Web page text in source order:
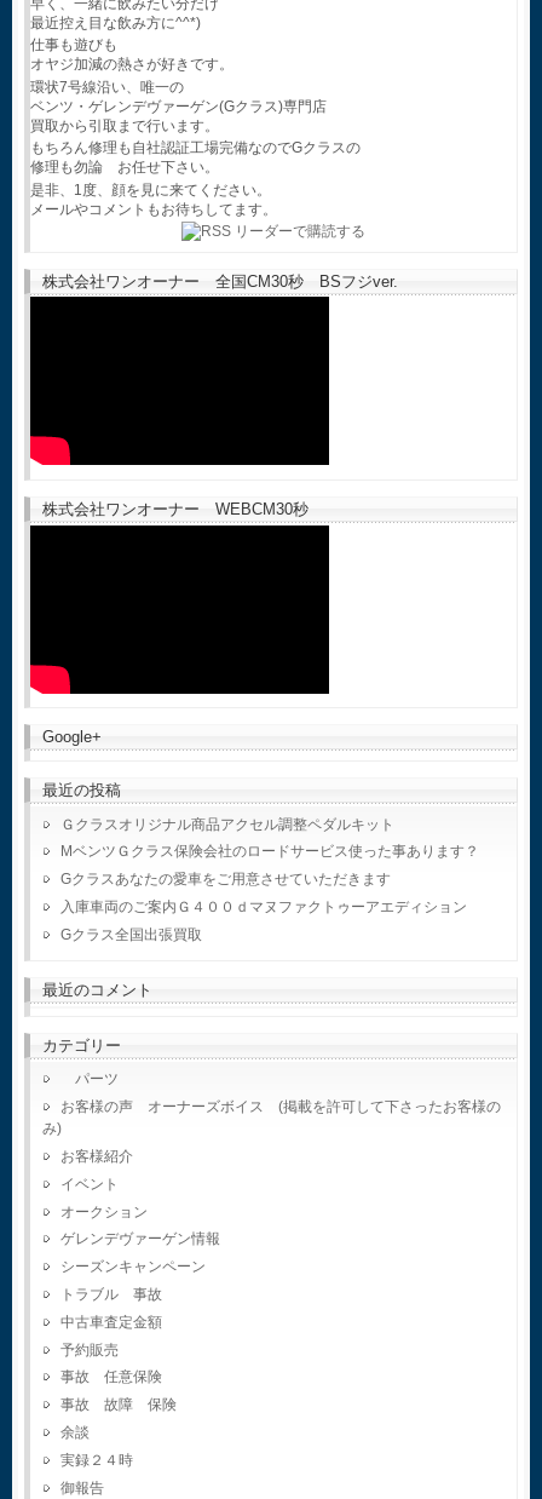
早く、一緒に飲みたい分だけ
最近控え目な飲み方に^^*)
仕事も遊びも
オヤジ加減の熱さが好きです。
環状7号線沿い、唯一の
ベンツ・ゲレンデヴァーゲン(Gクラス)専門店
買取から引取まで行います。
もちろん修理も自社認証工場完備なのでGクラスの
修理も勿論 お任せ下さい。
是非、1度、顔を見に来てください。
メールやコメントもお待ちしてます。
株式会社ワンオーナー 全国CM30秒 BSフジver.
株式会社ワンオーナー WEBCM30秒
Google+
最近の投稿
Ｇクラスオリジナル商品アクセル調整ペダルキット
MベンツＧクラス保険会社のロードサービス使った事あります？
Gクラスあなたの愛車をご用意させていただきます
入庫車両のご案内Ｇ４００ｄマヌファクトゥーアエディション
Gクラス全国出張買取
最近のコメント
カテゴリー
パーツ
お客様の声 オーナーズボイス (掲載を許可して下さったお客様の
み)
お客様紹介
イベント
オークション
ゲレンデヴァーゲン情報
シーズンキャンペーン
トラブル 事故
中古車査定金額
予約販売
事故 任意保険
事故 故障 保険
余談
実録２４時
御報告